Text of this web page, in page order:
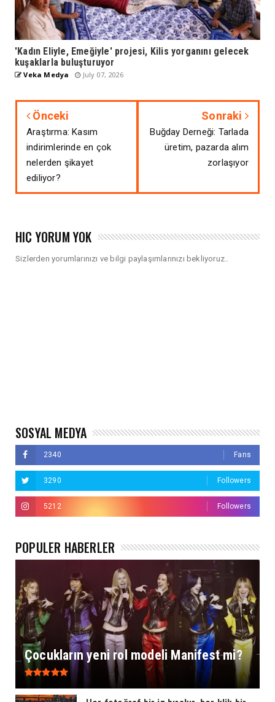
'Kadın Eliyle, Emeğiyle' projesi, Kilis yorganını gelecek
kuşaklarla buluşturuyor
Veka Medya July 07, 2026
Önceki
Araştırma: Kasım
indirimlerinde en çok
nelerden şikayet
ediliyor?
Sonraki
Buğday Derneği: Tarlada
üretim, pazarda alım
zorlaşıyor
HIÇ YORUM YOK
Sizlerden yorumlarınızı ve bilgi paylaşımlarınızı bekliyoruz..
SOSYAL MEDYA
2340 Fans
3290 Followers
5212 Followers
POPÜLER HABERLER
Çocukların yeni rol modeli Manifest mi?